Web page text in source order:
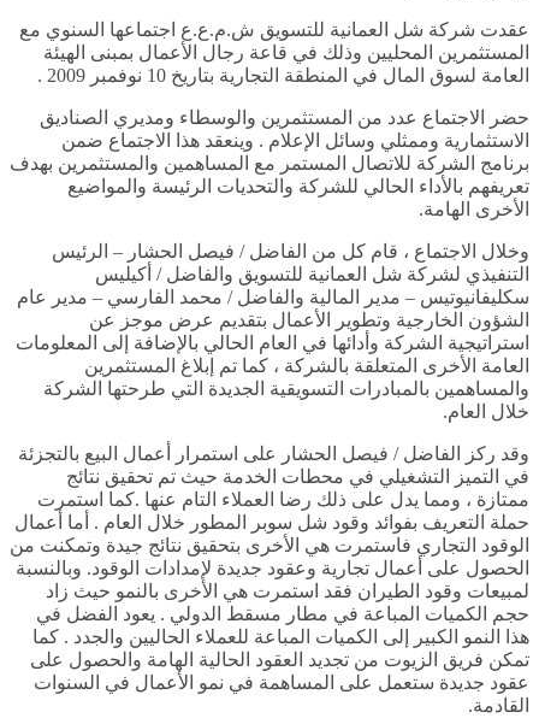
عقدت شركة شل العمانية للتسويق ش.م.ع.ع اجتماعها السنوي مع
المستثمرين المحليين وذلك في قاعة رجال الأعمال بمبنى الهيئة
العامة لسوق المال في المنطقة التجارية بتاريخ 10 نوفمبر 2009 .
حضر الاجتماع عدد من المستثمرين والوسطاء ومديري الصناديق
الاستثمارية وممثلي وسائل الإعلام . وينعقد هذا الاجتماع ضمن
برنامج الشركة للاتصال المستمر مع المساهمين والمستثمرين بهدف
تعريفهم بالأداء الحالي للشركة والتحديات الرئيسة والمواضيع
الأخرى الهامة.
وخلال الاجتماع ، قام كل من الفاضل / فيصل الحشار – الرئيس
التنفيذي لشركة شل العمانية للتسويق والفاضل / أكيليس
سكليفانيوتيس – مدير المالية والفاضل / محمد الفارسي – مدير عام
الشؤون الخارجية وتطوير الأعمال بتقديم عرض موجز عن
استراتيجية الشركة وأدائها في العام الحالي بالإضافة إلى المعلومات
العامة الأخرى المتعلقة بالشركة ، كما تم إبلاغ المستثمرين
والمساهمين بالمبادرات التسويقية الجديدة التي طرحتها الشركة
خلال العام.
وقد ركز الفاضل / فيصل الحشار على استمرار أعمال البيع بالتجزئة
في التميز التشغيلي في محطات الخدمة حيث تم تحقيق نتائج
ممتازة ، ومما يدل على ذلك رضا العملاء التام عنها .كما استمرت
حملة التعريف بفوائد وقود شل سوبر المطور خلال العام . أما أعمال
الوقود التجاري فاستمرت هي الأخرى بتحقيق نتائج جيدة وتمكنت من
الحصول على أعمال تجارية وعقود جديدة لإمدادات الوقود. وبالنسبة
لمبيعات وقود الطيران فقد استمرت هي الأخرى بالنمو حيث زاد
حجم الكميات المباعة في مطار مسقط الدولي . يعود الفضل في
هذا النمو الكبير إلى الكميات المباعة للعملاء الحاليين والجدد . كما
تمكن فريق الزيوت من تجديد العقود الحالية الهامة والحصول على
عقود جديدة ستعمل على المساهمة في نمو الأعمال في السنوات
القادمة.